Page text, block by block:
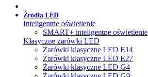
Źródła LED
Inteligentne oświetlenie
SMART+ inteligentne oświetlenie
Klasyczne żarówki LED
Żarówki klasyczne LED E14
Żarówki klasyczne LED E27
Żarówki klasyczne LED G4